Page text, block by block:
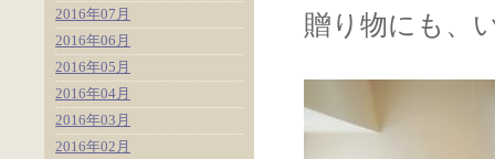
贈り物にも、
2016年07月
2016年06月
2016年05月
2016年04月
2016年03月
2016年02月